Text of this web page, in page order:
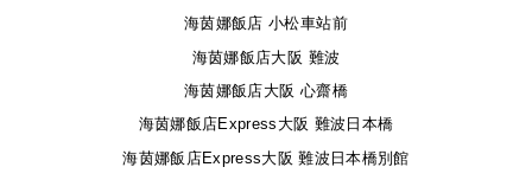
海茵娜飯店 小松車站前
海茵娜飯店大阪 難波
海茵娜飯店大阪 心齋橋
海茵娜飯店Express大阪 難波日本橋
海茵娜飯店Express大阪 難波日本橋別館